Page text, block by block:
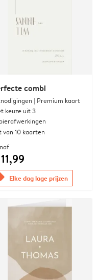
combi
| Premium kaart
keuze uit 3
van 10 kaarten
Elke dag lage prijzen